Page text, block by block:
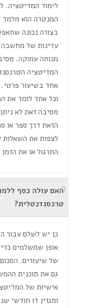
לימוד המדיטציה.
המנטרה הוא
בצורה נכונה
עדינות של
מנוחה עמוקה.
המדיטציה
אחד בשיעור
וכל אחד לומד את
מסיבה זאת לא
הזאת דרך ספר או
לצפות את השאלות
התרגול או את
האם עולה כסף
טרנסנדנטלית?
כן יש לשלם עבור
אופן שמשלמים
של שיעורים.
גם את תוכנית
אישיות של
ומגזין דו חודשי